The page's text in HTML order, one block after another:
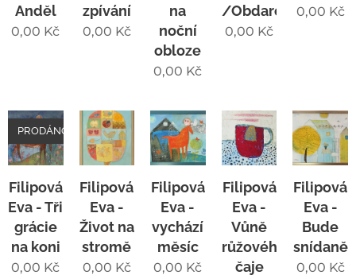
Anděl
0,00 Kč
zpívání
0,00 Kč
na
noční
obloze
0,00 Kč
/Obdarování/
0,00 Kč
0,00 Kč
Filipová
Eva - Tři
grácie
na koni
PRODÁNO
0,00 Kč
Filipová
Eva -
Život na
stromě
0,00 Kč
Filipová
Eva -
vychází
měsíc
0,00 Kč
Filipová
Eva -
Vůně
růžového
čaje
Filipová
Eva -
Bude
snídaně
0,00 Kč